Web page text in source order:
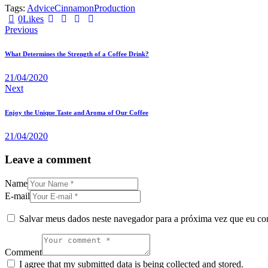
Tags: AdviceCinnamonProduction
0Likes
Previous
What Determines the Strength of a Coffee Drink?
21/04/2020
Next
Enjoy the Unique Taste and Aroma of Our Coffee
21/04/2020
Leave a comment
Name
E-mail
Salvar meus dados neste navegador para a próxima vez que eu
Comment
I agree that my submitted data is being collected and stored.